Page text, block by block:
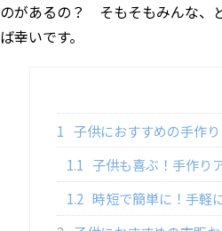
のがあるの？ そもそもみんな、
ば幸いです。
1 子供におすすめの手作
1.1 子供も喜ぶ！手作り
1.2 時短で簡単に！手軽